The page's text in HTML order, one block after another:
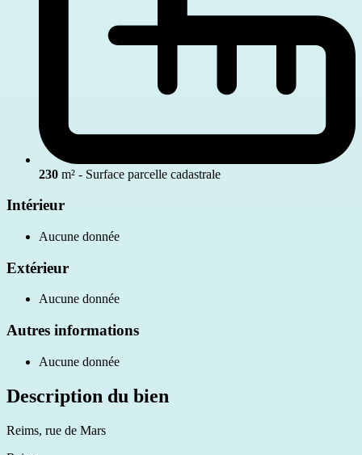
230 m² - Surface parcelle cadastrale
Intérieur
Aucune donnée
Extérieur
Aucune donnée
Autres informations
Aucune donnée
Description du bien
Reims, rue de Mars